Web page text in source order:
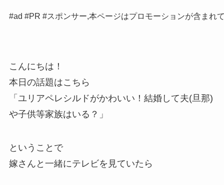
#ad #PR #スポンサー,本ページはプロモーションが含まれ
こんにちは！
本日の話題はこちら
「ユリアペレシルドがかわいい！結婚して夫(旦那)
や子供等家族はいる？」
ということで
嫁さんと一緒にテレビを見ていたら